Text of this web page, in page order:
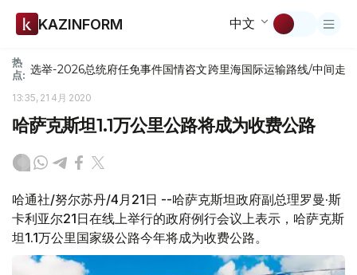
KAZINFORM 中文
热
点: 选举-2026总统府任免事件国情咨文跨里海国际运输路线/中间走廊
13:35, 21 4月 2020
哈萨克斯坦1.1万公里公路将成为收费公路
哈通社/努尔苏丹/4月21日 --哈萨克斯坦政府副总理罗曼·斯
卡利亚尔21日在线上举行的政府例行会议上表示，哈萨克斯
坦1.1万公里国家级公路今年将成为收费公路。